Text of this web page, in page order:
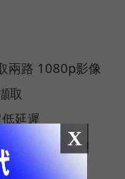
兩路 1080p影像
取
延遲
Through
X